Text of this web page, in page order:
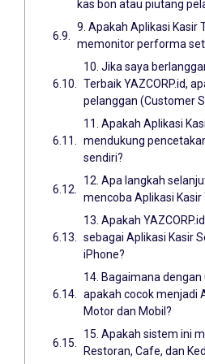
kas bon atau piutang
9. Apakah Aplikasi Kasir
memonitor performa
10. Jika saya
Terbaik YAZCORP.id,
pelanggan (Customer
11. Apakah Aplikasi
mendukung
sendiri?
12. Apa langkah
mencoba Aplikasi Kasir
13. Apakah
sebagai Aplikasi Kasir
iPhone?
14. Bagaimana
apakah cocok menjadi
Motor dan Mobil?
15. Apakah sistem ini
Restoran, Cafe, dan